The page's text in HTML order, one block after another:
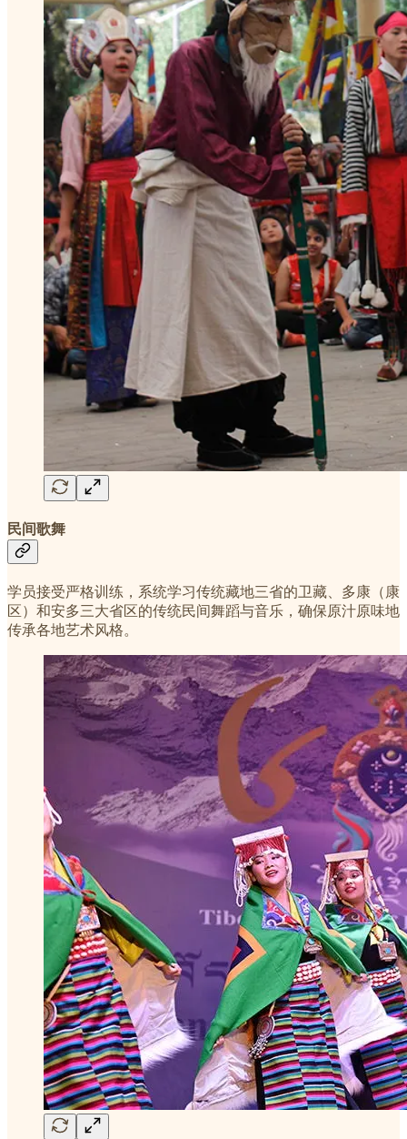
民间歌舞
学员接受严格训练，系统学习传统藏地三省的卫藏、多康（康
区）和安多三大省区的传统民间舞蹈与音乐，确保原汁原味地
传承各地艺术风格。